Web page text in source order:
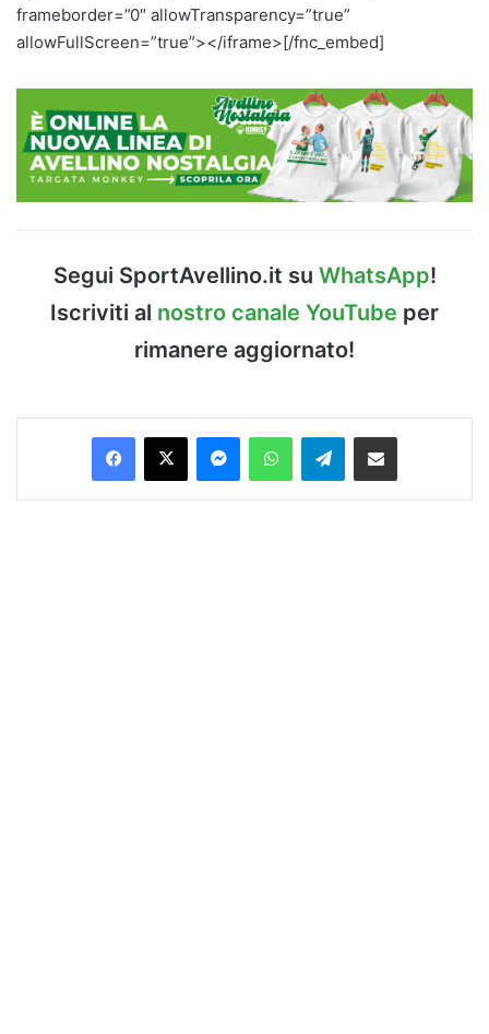
frameborder=”0″ allowTransparency=”true”
allowFullScreen=”true”></iframe>[/fnc_embed]
Segui SportAvellino.it su WhatsApp!
Iscriviti al nostro canale YouTube per
rimanere aggiornato!
Facebook
X MessengerWhatsAppTelegramCondividi via Email